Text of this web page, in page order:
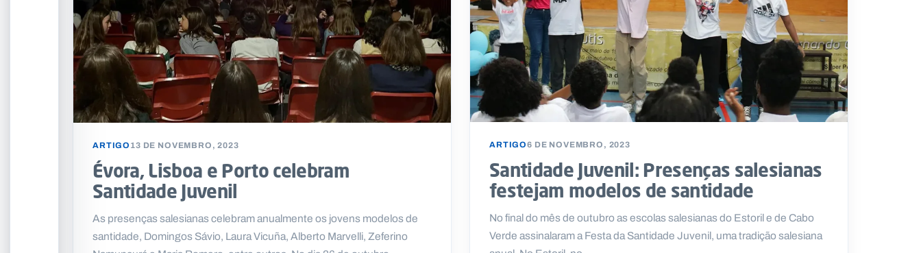
ARTIGO13 DE NOVEMBRO, 2023
Évora, Lisboa e Porto celebram
Santidade Juvenil
As presenças salesianas celebram anualmente os jovens modelos de
santidade, Domingos Sávio, Laura Vicuña, Alberto Marvelli, Zeferino
ARTIGO6 DE NOVEMBRO, 2023
Santidade Juvenil: Presenças salesianas
festejam modelos de santidade
No final do mês de outubro as escolas salesianas do Estoril e de Cabo
Verde assinalaram a Festa da Santidade Juvenil, uma tradição salesiana